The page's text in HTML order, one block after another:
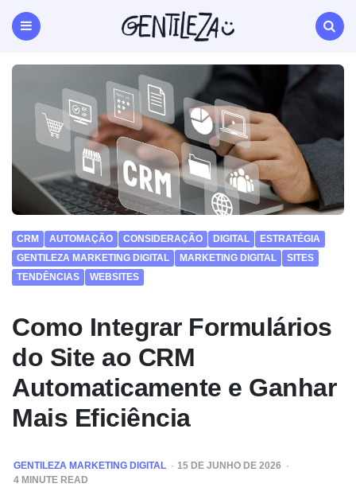
Gentileza
Agência
Natal
RN
CRM AUTOMAÇÃO CONSIDERAÇÃO DIGITAL
ESTRATÉGIA
GENTILEZA MARKETING DIGITAL
MARKETING DIGITAL
SITES
TENDÊNCIAS
WEBSITES
Como Integrar Formulários
do Site ao CRM
Automaticamente e Ganhar
Mais Eficiência
POSTED
BY
GENTILEZA MARKETING DIGITAL
15 DE JUNHO DE 2026
4 MINUTE READ